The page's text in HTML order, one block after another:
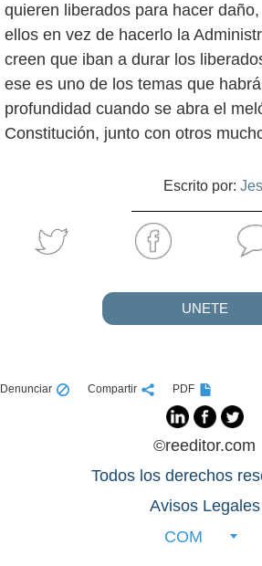
quieren liberados para hacer
ellos en vez de hacerlo la
creen que iban a durar los
ese es uno de los temas que
profundidad cuando se abra el
Constitución, junto con otros
Escrito por:
UNETE
Denunciar Compartir PDF
©reeditor.com
Todos los derechos
Avisos Legales